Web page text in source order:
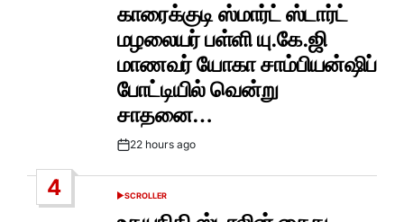
காரைக்குடி ஸ்மார்ட் ஸ்டார்ட்
மழலையர் பள்ளி யு.கே.ஜி
மாணவர் யோகா சாம்பியன்ஷிப்
போட்டியில் வென்று
சாதனை…
Post22 hours ago
4
POSTED
SCROLLER